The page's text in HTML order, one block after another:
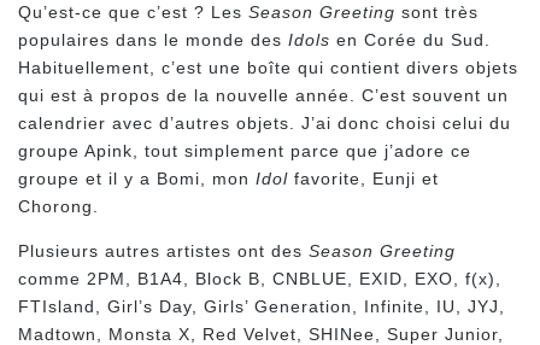
Qu’est-ce que c’est ? Les Season Greeting sont très
populaires dans le monde des Idols en Corée du Sud.
Habituellement, c’est une boîte qui contient divers objets
qui est à propos de la nouvelle année. C’est souvent un
calendrier avec d’autres objets. J’ai donc choisi celui du
groupe Apink, tout simplement parce que j’adore ce
groupe et il y a Bomi, mon Idol favorite, Eunji et
Chorong.
Plusieurs autres artistes ont des Season Greeting
comme 2PM, B1A4, Block B, CNBLUE, EXID, EXO, f(x),
FTIsland, Girl’s Day, Girls’ Generation, Infinite, IU, JYJ,
Madtown, Monsta X, Red Velvet, SHINee, Super Junior,